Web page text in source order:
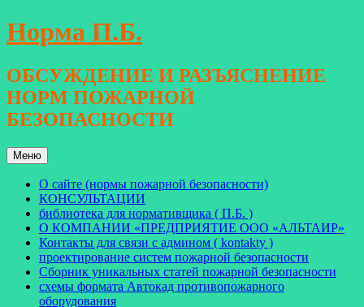
Перейти
к
Норма П.Б.
ОБСУЖДЕНИЕ И РАЗЪЯСНЕНИЕ
НОРМ ПОЖАРНОЙ
БЕЗОПАСНОСТИ
Меню
О сайте (нормы пожарной безопасности)
КОНСУЛЬТАЦИИ
библиотека для нормативщика ( П.Б. )
О КОМПАНИИ «ПРЕДПРИЯТИЕ ООО «АЛЬТАИР»
Контакты для связи с админом ( kontakty )
проектирование систем пожарной безопасности
Сборник уникальных статей пожарной безопасности
схемы формата Автокад противопожарного
оборудования